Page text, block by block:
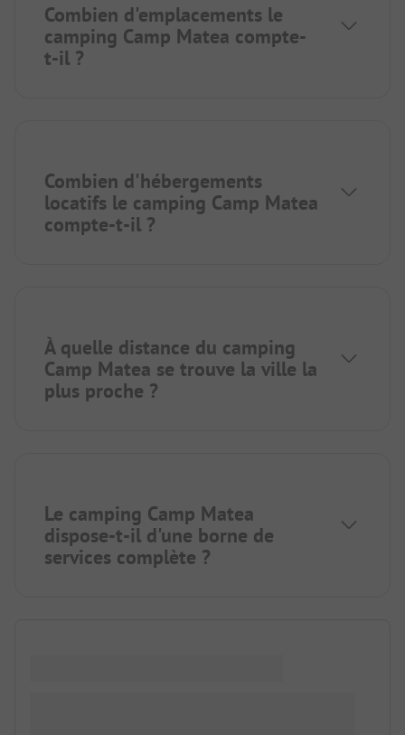
Combien d'emplacements le
camping Camp Matea compte-
t-il ?
Combien d'hébergements
locatifs le camping Camp Matea
compte-t-il ?
À quelle distance du camping
Camp Matea se trouve la ville la
plus proche ?
Le camping Camp Matea
dispose-t-il d'une borne de
services complète ?